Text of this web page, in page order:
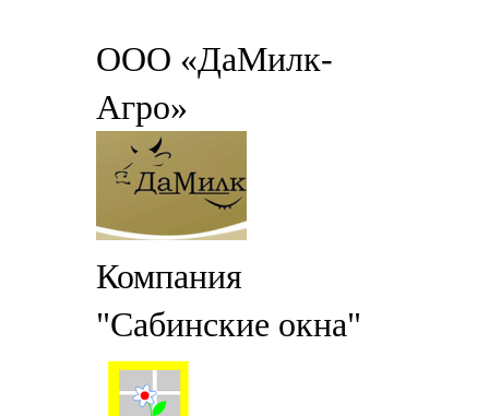
ООО «ДаМилк-
Агро»
Компания
"Сабинские окна"